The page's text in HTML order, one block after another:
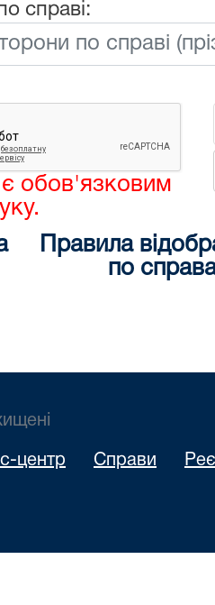
справі:
обов'язковим
Правила
по
центр Справи